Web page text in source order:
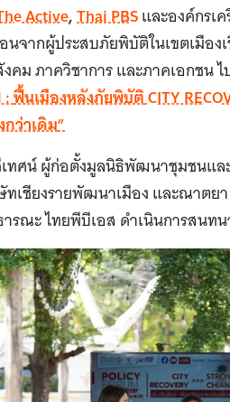
Active,Thai PBSและองค์กรเ
นจากผู้ประสบภัยพิบัติในเขตเมือ
คม ภาควิชาการ และภาคเอกช
:ฟื้นเมืองหลังภัยพิบัติCITY
กว่าเดิม”
ทศน์ ผู้ก่อตั้งมูลนิธิพัฒนาชุมชนแล
เชียงรายพัฒนาเมือง และณาตย
รณะ ไทยพีบีเอส ดำเนินการสนท